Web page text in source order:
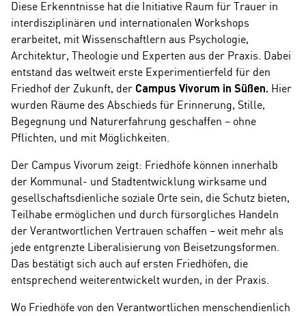
Diese Erkenntnisse hat die Initiative Raum für Trauer in
interdisziplinären und internationalen Workshops
erarbeitet, mit Wissenschaftlern aus Psychologie,
Architektur, Theologie und Experten aus der Praxis. Dabei
entstand das weltweit erste Experimentierfeld für den
Friedhof der Zukunft, der Campus Vivorum in Süßen. Hier
wurden Räume des Abschieds für Erinnerung, Stille,
Begegnung und Naturerfahrung geschaffen – ohne
Pflichten, und mit Möglichkeiten.
Der Campus Vivorum zeigt: Friedhöfe können innerhalb
der Kommunal- und Stadtentwicklung wirksame und
gesellschaftsdienliche soziale Orte sein, die Schutz bieten,
Teilhabe ermöglichen und durch fürsorgliches Handeln
der Verantwortlichen Vertrauen schaffen – weit mehr als
jede entgrenzte Liberalisierung von Beisetzungsformen.
Das bestätigt sich auch auf ersten Friedhöfen, die
entsprechend weiterentwickelt wurden, in der Praxis.
Wo Friedhöfe von den Verantwortlichen menschendienlich